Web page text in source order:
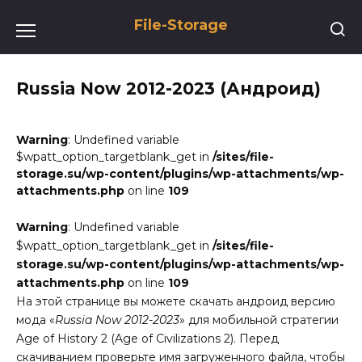
содержанию
File-Storage
Russia Now 2012-2023 (Андроид)
Warning: Undefined variable
$wpatt_option_targetblank_get in /sites/file-
storage.su/wp-content/plugins/wp-attachments/wp-
attachments.php on line 109
Warning: Undefined variable
$wpatt_option_targetblank_get in /sites/file-
storage.su/wp-content/plugins/wp-attachments/wp-
attachments.php on line 109
На этой странице вы можете скачать андроид версию
мода «Russia Now 2012-2023» для мобильной стратегии
Age of History 2 (Age of Civilizations 2). Перед
скачиванием проверьте имя загруженного файла, чтобы